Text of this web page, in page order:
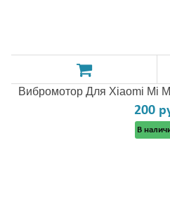
Вибромотор Для Xiaomi Mi
200
В